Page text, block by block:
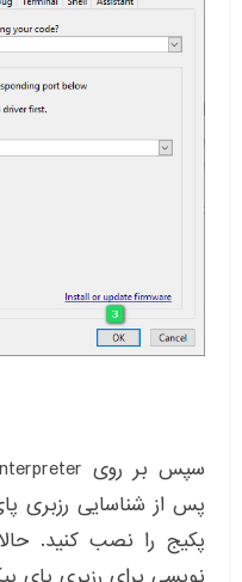
پس از شناسایی رزبری